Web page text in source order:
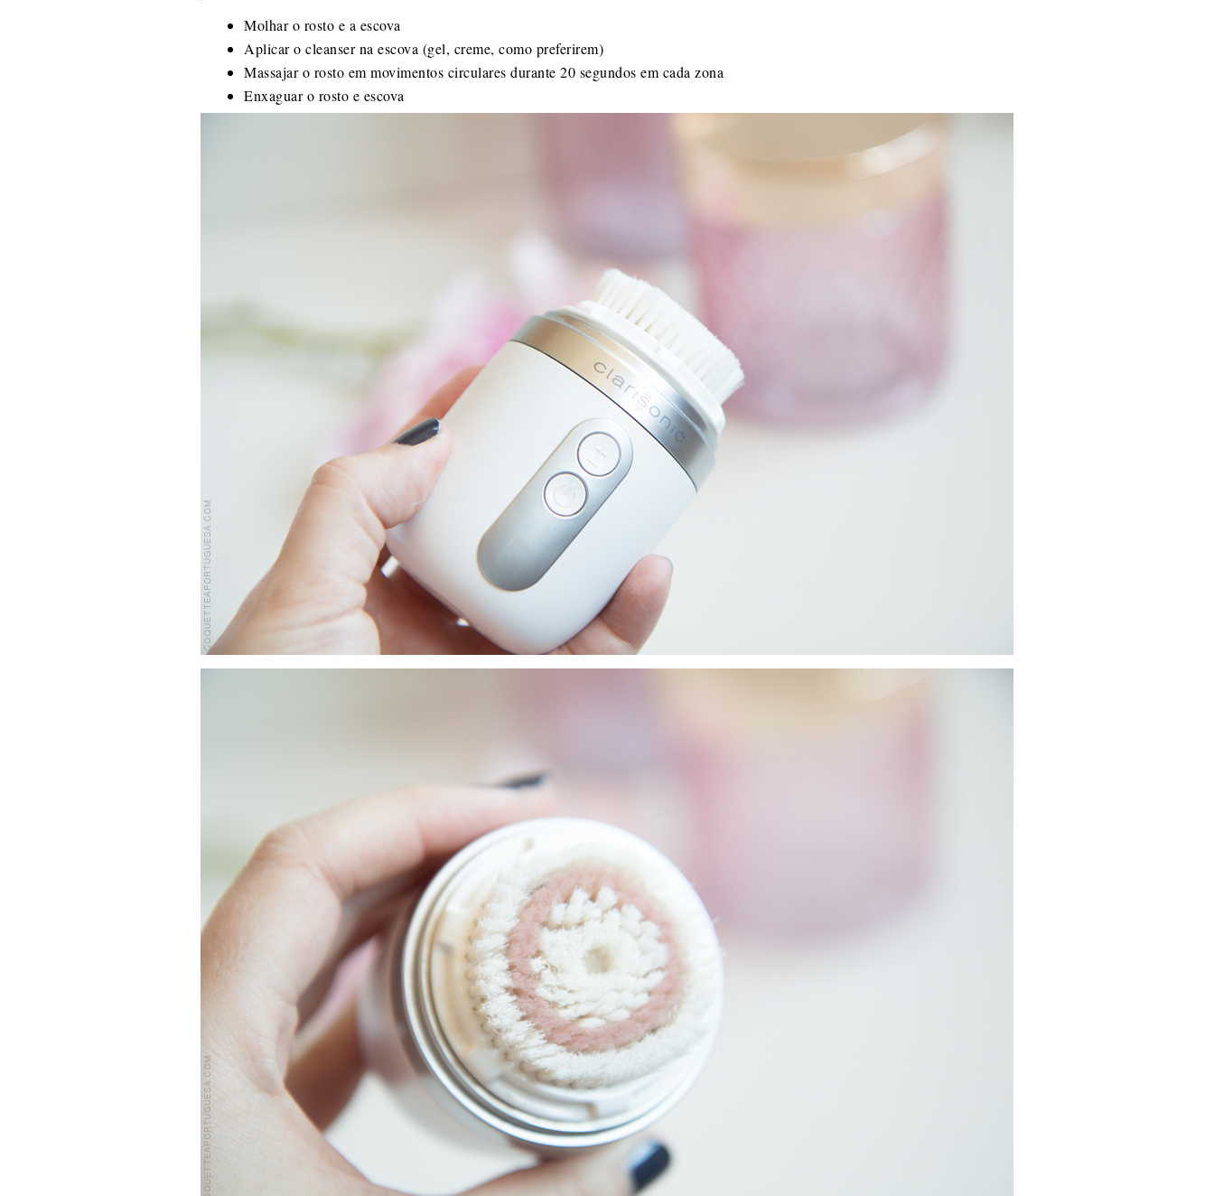
Molhar o rosto e a escova
Aplicar o cleanser na escova (gel, creme, como preferirem)
Massajar o rosto em movimentos circulares durante 20 segundos em cada zona
Enxaguar o rosto e escova